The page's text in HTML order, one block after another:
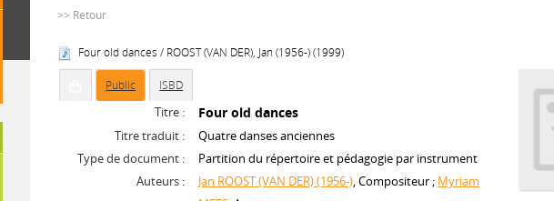
>> Retour
Four old dances / ROOST (VAN DER), Jan (1956-) (1999)
Public ISBD
Titre : Four old dances
Titre traduit :
Quatre danses anciennes
Type de document :
Partition du répertoire et pédagogie par instrument
Auteurs :
Jan ROOST (VAN DER) (1956-), Compositeur ; Myriam